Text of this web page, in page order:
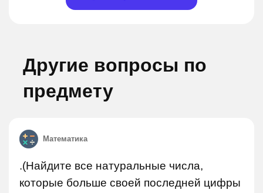
Другие вопросы по
предмету
Математика
.(Найдите все натуральные числа,
которые больше своей последней цифры